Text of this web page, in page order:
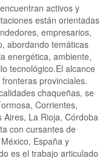
activos y
están orientadas
empresarios,
abordando temáticas
energética, ambiente,
tecnológico.El alcance
provinciales.
chaqueñas, se
Corrientes,
Aires, La Rioja, Córdoba
con cursantes de
España y
es el trabajo articulado